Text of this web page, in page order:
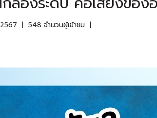
| 548 จำนวนผู้เข้าชม |